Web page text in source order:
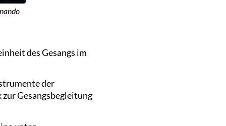
des Gesangs im
der
Gesangsbegleitung